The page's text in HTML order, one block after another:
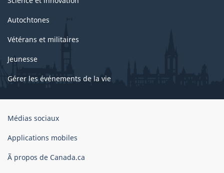
Autochtones
Vétérans et militaires
Jeunesse
Gérer les événements de la vie
Organisation
gouvernement
Canada
Médias sociaux
Applications mobiles
Ã propos de Canada.ca